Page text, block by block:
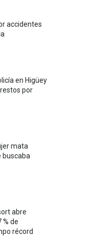
accidentes
en Higüey
por
mata
buscaba
abre
% de
récord